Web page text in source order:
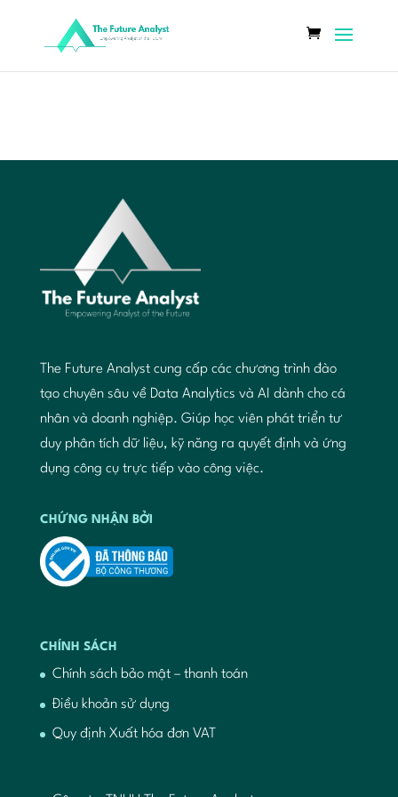
The Future Analyst cung cấp các chương trình đào
tạo chuyên sâu về Data Analytics và AI dành cho cá
nhân và doanh nghiệp. Giúp học viên phát triển tư
duy phân tích dữ liệu, kỹ năng ra quyết định và ứng
dụng công cụ trực tiếp vào công việc.
CHỨNG NHẬN BỞI
CHÍNH SÁCH
Chính sách bảo mật – thanh toán
Điều khoản sử dụng
Quy định Xuất hóa đơn VAT